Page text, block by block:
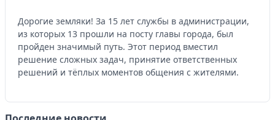
Дорогие земляки! За 15 лет службы в администрации,
из которых 13 прошли на посту главы города, был
пройден значимый путь. Этот период вместил
решение сложных задач, принятие ответственных
решений и тёплых моментов общения с жителями.